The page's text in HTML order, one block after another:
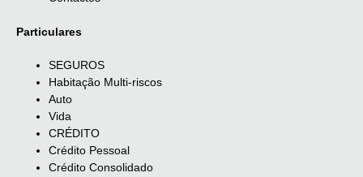
Particulares
SEGUROS
Habitação Multi-riscos
Auto
Vida
CRÉDITO
Crédito Pessoal
Crédito Consolidado